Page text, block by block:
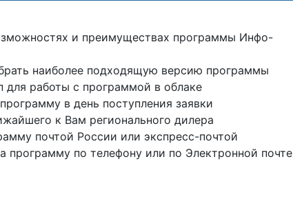
и преимуществах программы Инфо-
наиболее подходящую версию программы
для работы с программой в облаке
в день поступления заявки
к Вам регионального дилера
почтой России или экспресс-почтой
программу по телефону или по Электронной почте